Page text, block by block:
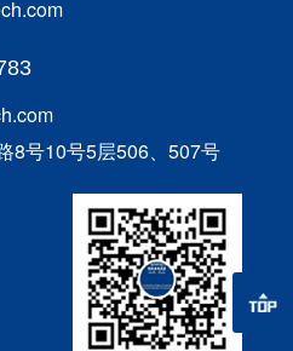
8号10号5层506、507号